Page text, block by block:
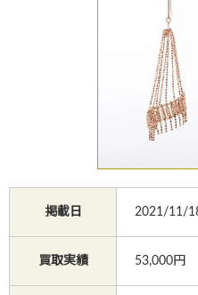
お買物
修理
掲載日 2021/11/
買取実績 53,000円